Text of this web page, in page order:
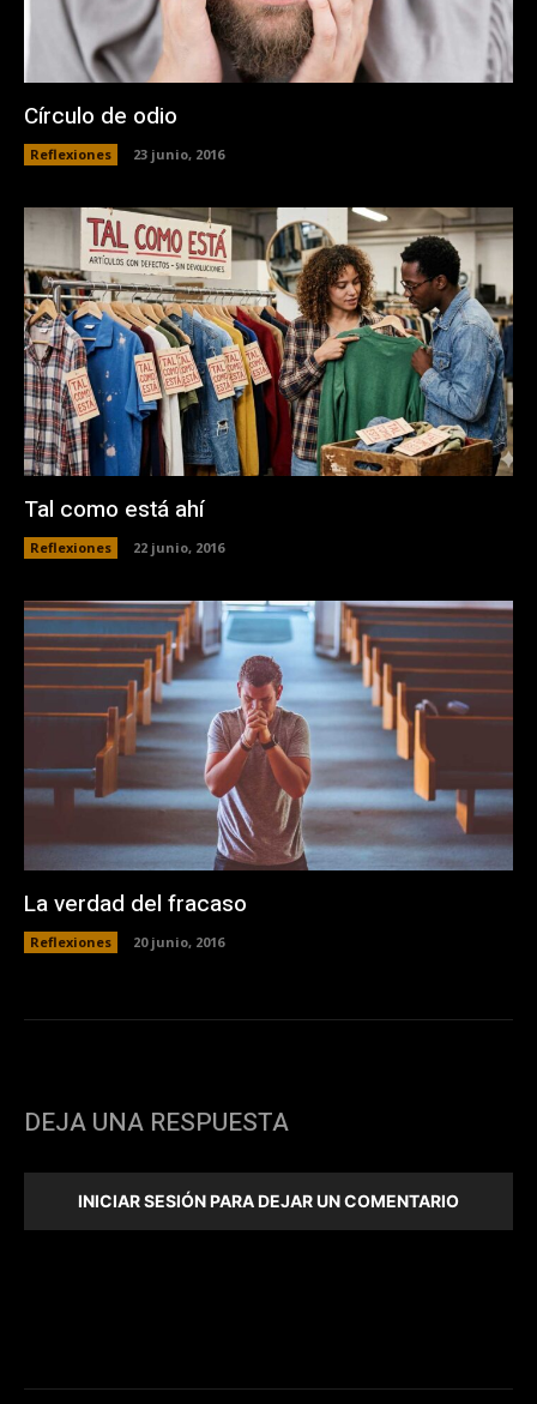
Círculo de odio
Reflexiones 23 junio, 2016
Tal como está ahí
Reflexiones 22 junio, 2016
La verdad del fracaso
Reflexiones 20 junio, 2016
DEJA UNA RESPUESTA
INICIAR SESIÓN PARA DEJAR UN COMENTARIO